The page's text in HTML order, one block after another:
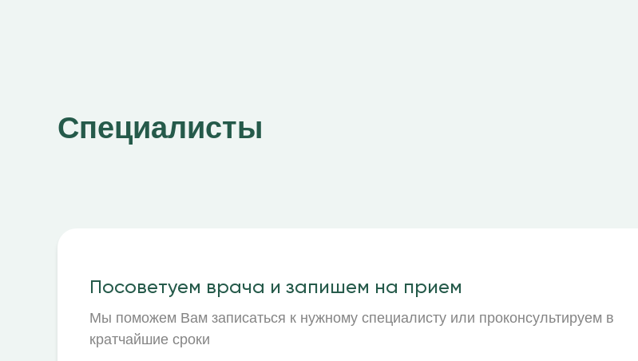
В
Специалисты
Посоветуем врача и запишем на прием
Мы поможем Вам записаться к нужному специалисту или проконсультируем в
кратчайшие сроки